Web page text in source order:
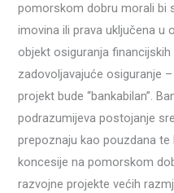
pomorskom dobru morali bi
imovina ili prava uključena u
objekt osiguranja
zadovoljavajuće osiguranje
projekt bude “bankabilan”.
podrazumijeva postojanje
prepoznaju kao pouzdana
koncesije na pomorskom
razvojne projekte većih